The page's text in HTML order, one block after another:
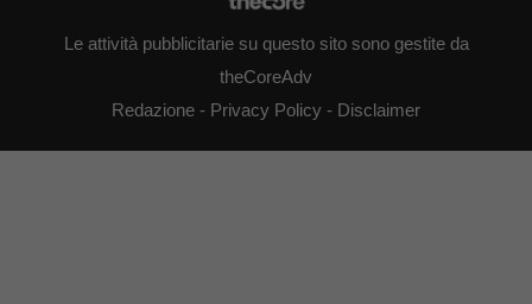
Le attività pubblicitarie su questo sito sono gestite da
theCoreAdv
Redazione - Privacy Policy - Disclaimer